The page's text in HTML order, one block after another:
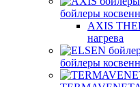
бойлеры
AXIS
нагрева
бойлеры